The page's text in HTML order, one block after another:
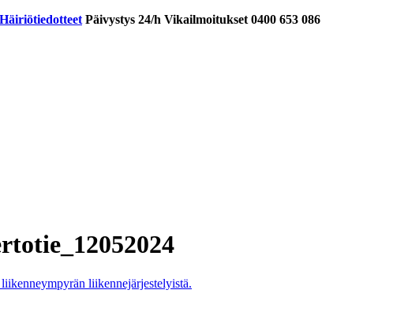
Häiriötiedotteet Päivystys 24/h Vikailmoitukset 0400 653 086